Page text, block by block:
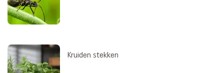
Kruiden stekken